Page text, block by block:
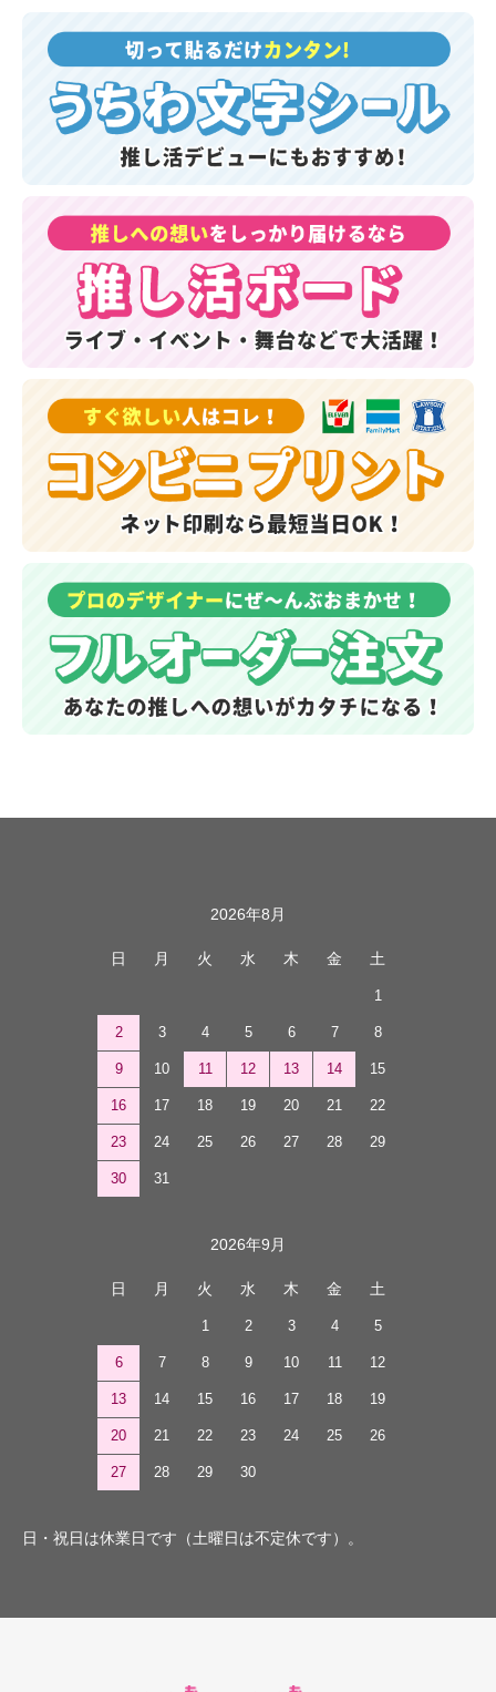
2026年8月
日 月 火 水 木 金 土
1
2 3 4 5 6 7 8
9 10 11 12 13 14 15
16 17 18 19 20 21 22
23 24 25 26 27 28 29
30 31
2026年9月
日 月 火 水 木 金 土
1 2 3 4 5
6 7 8 9 10 11 12
13 14 15 16 17 18 19
20 21 22 23 24 25 26
27 28 29 30
日・祝日は休業日です（土曜日は不定休です）。